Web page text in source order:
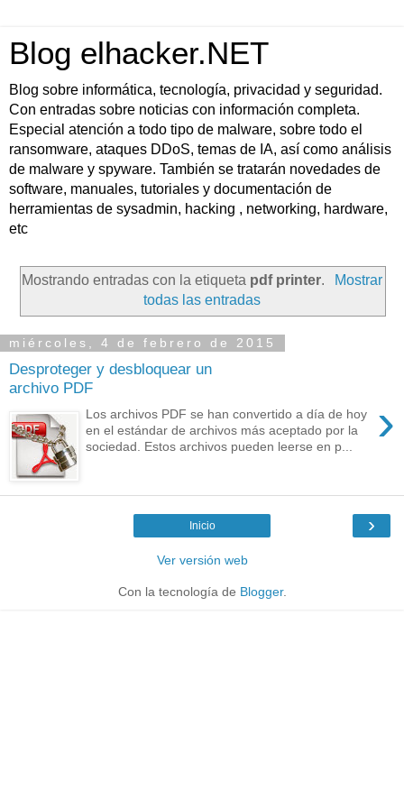
Blog elhacker.NET
Blog sobre informática, tecnología, privacidad y seguridad.
Con entradas sobre noticias con información completa.
Especial atención a todo tipo de malware, sobre todo el
ransomware, ataques DDoS, temas de IA, así como análisis
de malware y spyware. También se tratarán novedades de
software, manuales, tutoriales y documentación de
herramientas de sysadmin, hacking , networking, hardware,
etc
Mostrando entradas con la etiqueta pdf printer.
Mostrar
todas las entradas
miércoles, 4 de febrero de 2015
Desproteger y desbloquear un
archivo PDF
›
Los archivos PDF se han convertido a día de hoy
en el estándar de archivos más aceptado por la
sociedad. Estos archivos pueden leerse en p...
›
Inicio
Ver versión web
Con la tecnología de Blogger.